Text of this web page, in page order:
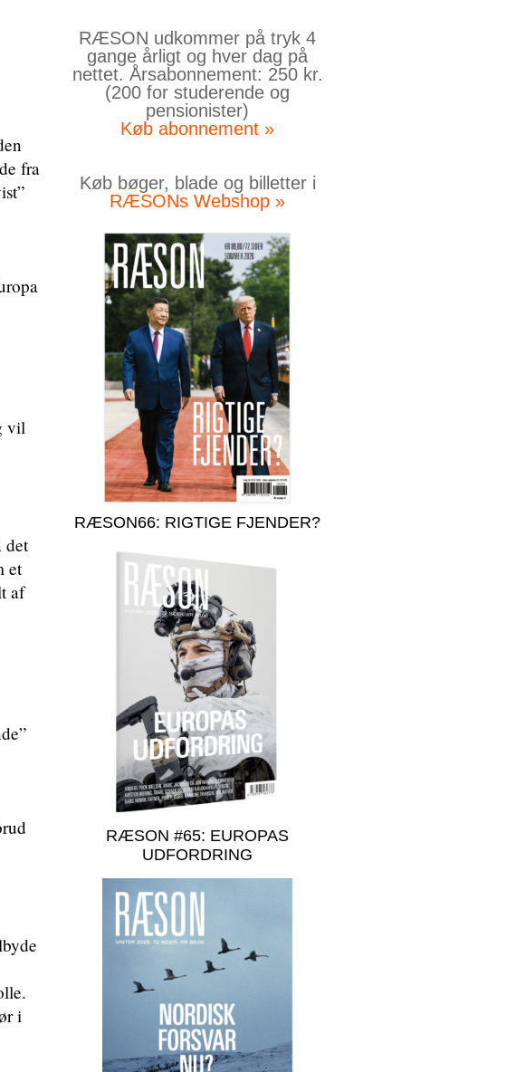
fra
vil
det
et
af
i
RÆSON udkommer på tryk 4
gange årligt og hver dag på
nettet. Årsabonnement: 250 kr.
(200 for studerende og
pensionister)
Køb abonnement »
Køb bøger, blade og billetter i
RÆSONs Webshop »
RÆSON66: RIGTIGE FJENDER?
RÆSON #65: EUROPAS
UDFORDRING